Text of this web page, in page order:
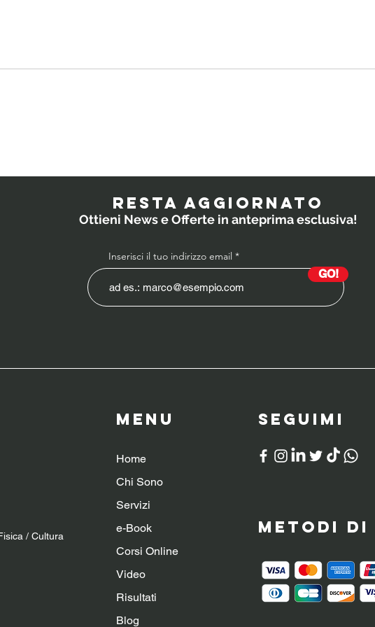
probiotici
medici ai
bambini?
RESTA AGGIORNATO
Ottieni News e Offerte in anteprima esclusiva!
Inserisci il tuo indirizzo email
GO!
/ Cultura
Menu
Home
Chi Sono
Servizi
e-Book
Corsi Online
Video
Risultati
Blog
SeguiMI
Metodi di